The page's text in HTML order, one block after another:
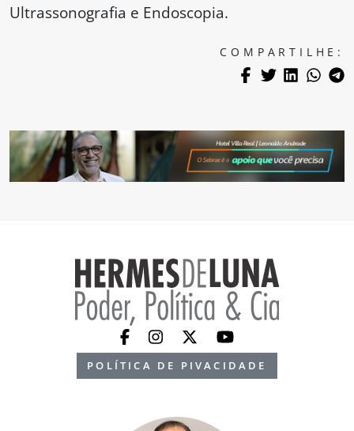
Ultrassonografia e Endoscopia.
COMPARTILHE:
POLÍTICA DE PIVACIDADE